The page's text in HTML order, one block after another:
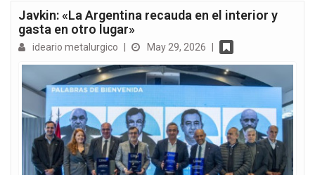
Javkin: «La Argentina recauda en el interior y
gasta en otro lugar»
ideario metalurgico May 29, 2026